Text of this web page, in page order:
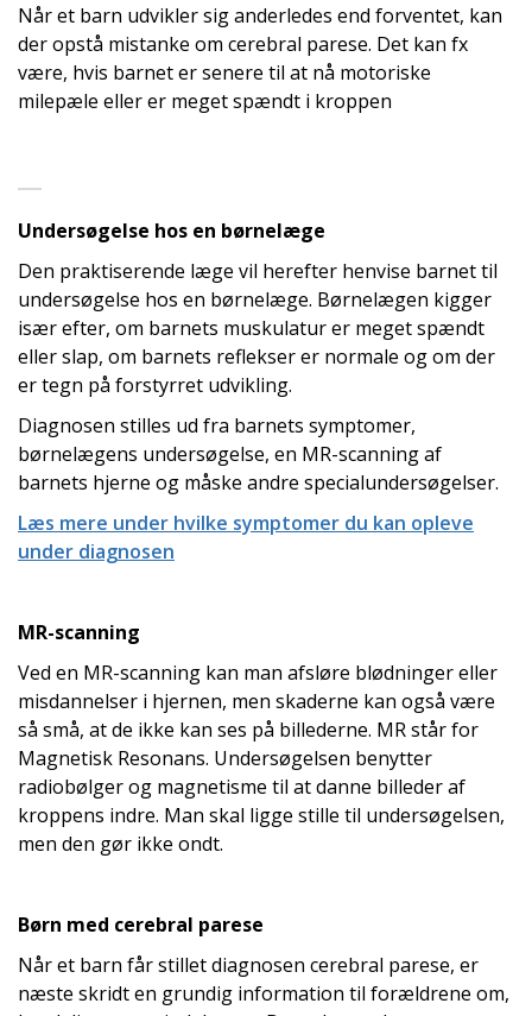
Når et barn udvikler sig anderledes end forventet, kan
der opstå mistanke om cerebral parese. Det kan fx
være, hvis barnet er senere til at nå motoriske
milepæle eller er meget spændt i kroppen
Undersøgelse hos en børnelæge
Den praktiserende læge vil herefter henvise barnet til
undersøgelse hos en børnelæge. Børnelægen kigger
især efter, om barnets muskulatur er meget spændt
eller slap, om barnets reflekser er normale og om der
er tegn på forstyrret udvikling.
Diagnosen stilles ud fra barnets symptomer,
børnelægens undersøgelse, en MR-scanning af
barnets hjerne og måske andre specialundersøgelser.
Læs mere under hvilke symptomer du kan opleve
under diagnosen
MR-scanning
Ved en MR-scanning kan man afsløre blødninger eller
misdannelser i hjernen, men skaderne kan også være
så små, at de ikke kan ses på billederne. MR står for
Magnetisk Resonans. Undersøgelsen benytter
radiobølger og magnetisme til at danne billeder af
kroppens indre. Man skal ligge stille til undersøgelsen,
men den gør ikke ondt.
Børn med cerebral parese
Når et barn får stillet diagnosen cerebral parese, er
næste skridt en grundig information til forældrene om,